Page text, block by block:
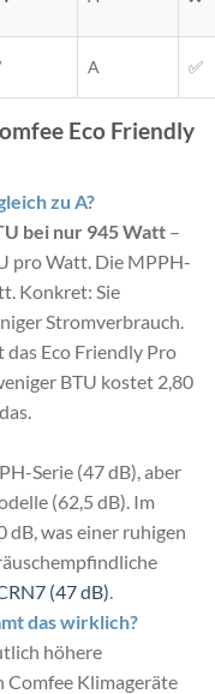
A ✅
Eco Friendly
zu A?
bei nur 945 Watt –
pro Watt. Die MPPH-
Konkret: Sie
Stromverbrauch.
das Eco Friendly Pro
BTU kostet 2,80
Serie (47 dB), aber
(62,5 dB). Im
dB, was einer ruhigen
(47 dB).
das wirklich?
höhere
Comfee Klimageräte